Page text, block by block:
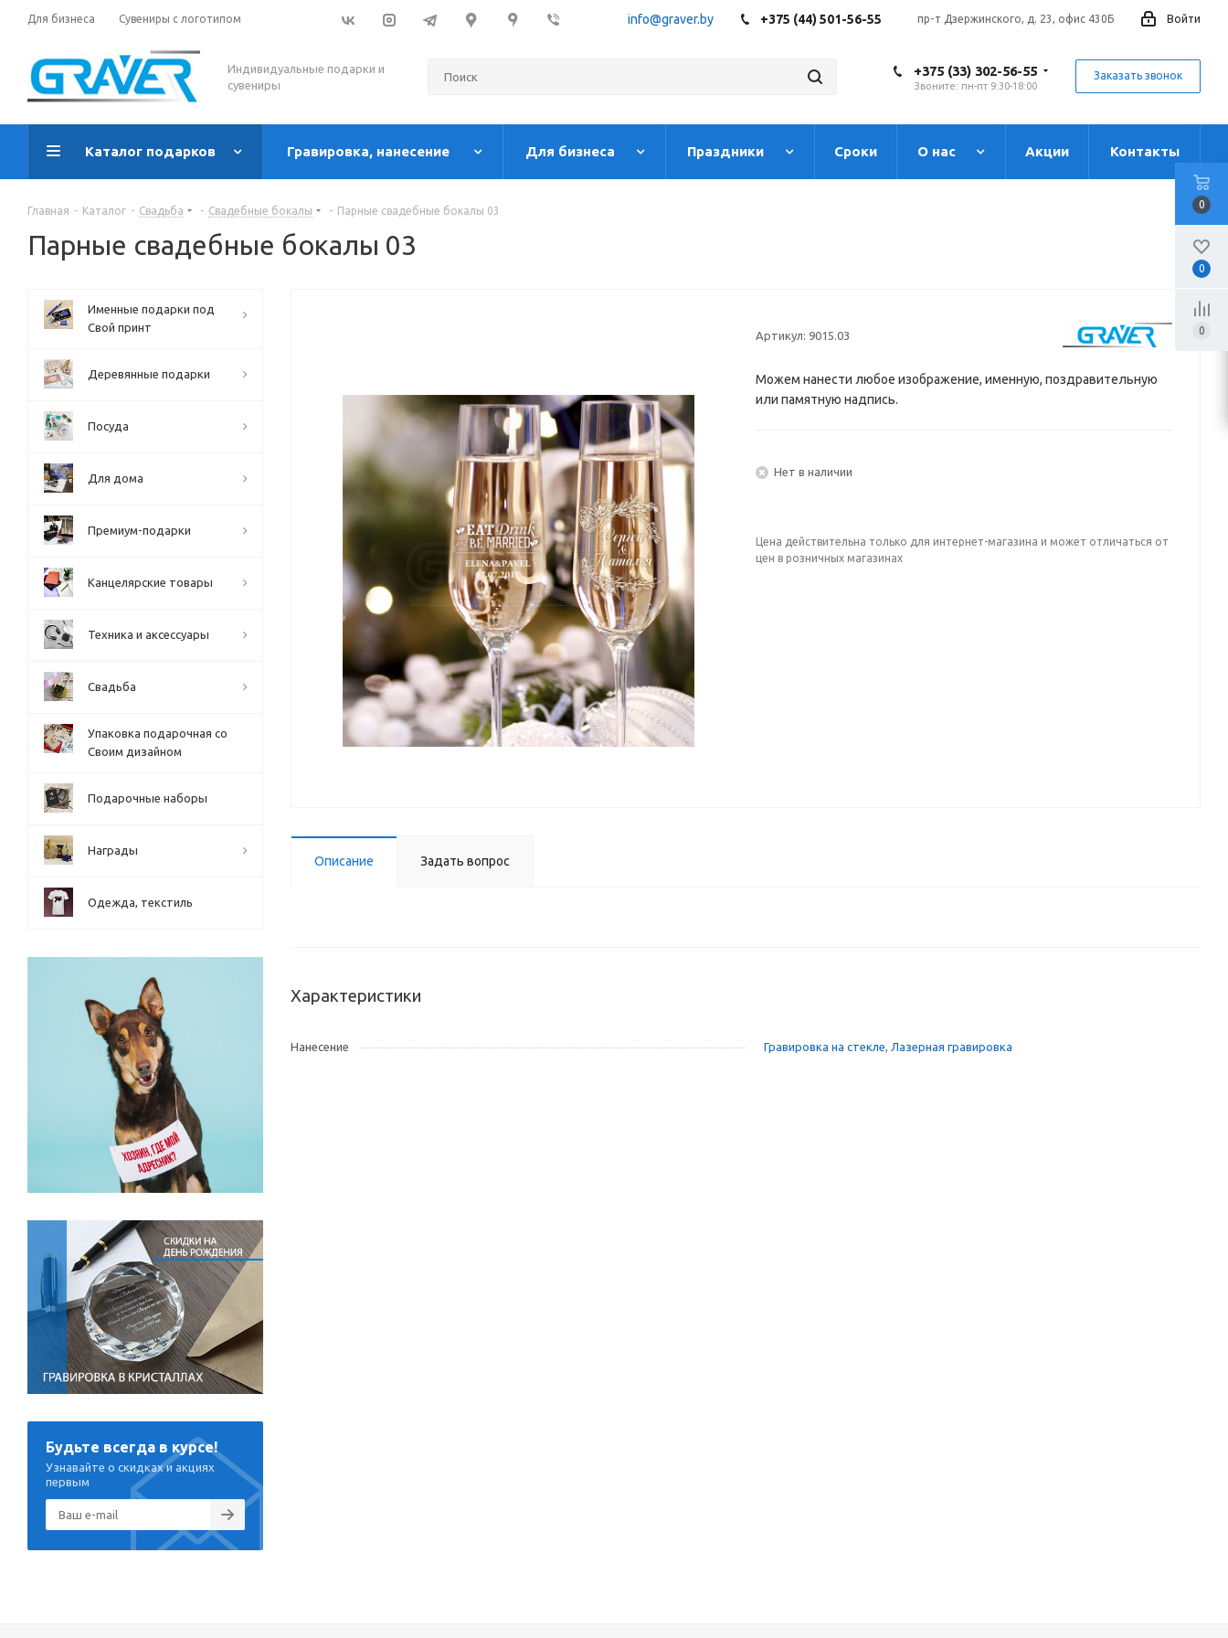
Для бизнеса Сувениры с логотипом info@graver.by +375 (44) 501-56-55 Войти
пр-т Дзержинского, д. 23, офис 430Б
Индивидуальные подарки и
сувениры
+375 (33) 302-56-55
Звоните: пн-пт 9:30-18:00
Заказать звонок
Каталог подарков Гравировка, нанесение Для бизнеса Праздники Сроки О нас Акции Контакты
Главная - Каталог - Свадьба - Свадебные бокалы - Парные свадебные бокалы 03
Парные свадебные бокалы 03
Артикул: 9015.03
Можем нанести любое изображение, именную, поздравительную
или памятную надпись.
Нет в наличии
Цена действительна только для интернет-магазина и может отличаться от
цен в розничных магазинах
Описание Задать вопрос
Характеристики
Нанесение Гравировка на стекле, Лазерная гравировка
Именные подарки под
Свой принт
Деревянные подарки
Посуда
Для дома
Премиум-подарки
Канцелярские товары
Техника и аксессуары
Свадьба
Упаковка подарочная со
Своим дизайном
Подарочные наборы
Награды
Одежда, текстиль
Будьте всегда в курсе!
Узнавайте о скидках и акциях
первым
0
0
0